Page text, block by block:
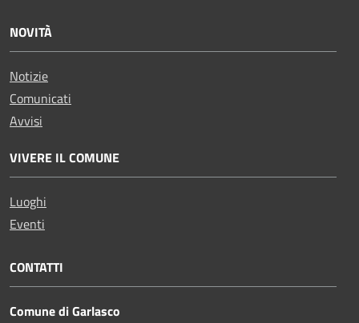
NOVITÀ
Notizie
Comunicati
Avvisi
VIVERE IL COMUNE
Luoghi
Eventi
CONTATTI
Comune di Garlasco